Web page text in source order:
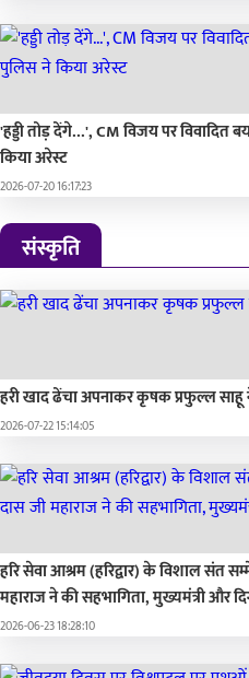
'हड्डी तोड़ देंगे...', CM विजय पर
किया अरेस्ट
2026-07-20 16:17:23
संस्कृति
हरी खाद ढेंचा अपनाकर कृषक प्रफुल्ल साहू ने
2026-07-22 15:14:05
हरि सेवा आश्रम (हरिद्वार) के विशाल संत
महाराज ने की सहभागिता, मुख्यमंत्री और
2026-06-23 18:28:10